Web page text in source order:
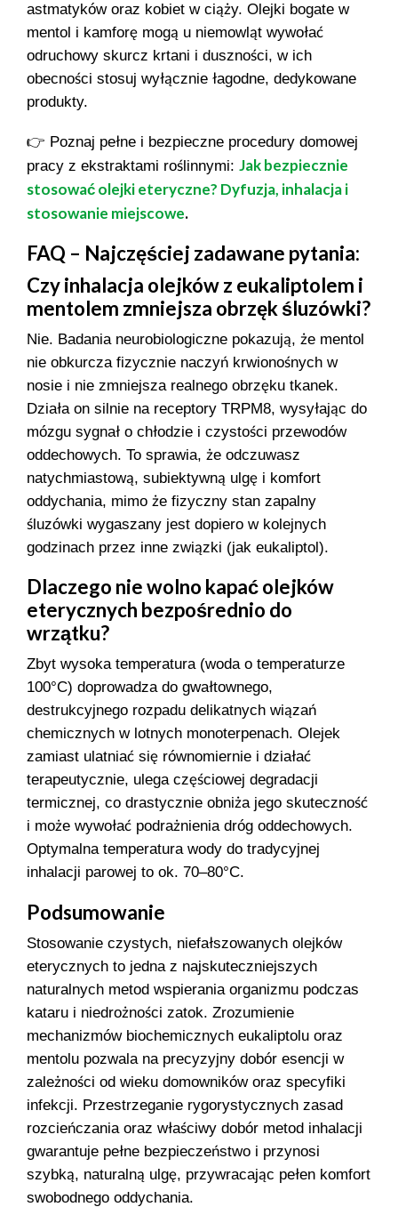
astmatyków oraz kobiet w ciąży. Olejki bogate w
mentol i kamforę mogą u niemowląt wywołać
odruchowy skurcz krtani i duszności, w ich
obecności stosuj wyłącznie łagodne, dedykowane
produkty.
👉 Poznaj pełne i bezpieczne procedury domowej
pracy z ekstraktami roślinnymi: Jak bezpiecznie
stosować olejki eteryczne? Dyfuzja, inhalacja i
stosowanie miejscowe.
FAQ – Najczęściej zadawane pytania:
Czy inhalacja olejków z eukaliptolem i
mentolem zmniejsza obrzęk śluzówki?
Nie. Badania neurobiologiczne pokazują, że mentol
nie obkurcza fizycznie naczyń krwionośnych w
nosie i nie zmniejsza realnego obrzęku tkanek.
Działa on silnie na receptory TRPM8, wysyłając do
mózgu sygnał o chłodzie i czystości przewodów
oddechowych. To sprawia, że odczuwasz
natychmiastową, subiektywną ulgę i komfort
oddychania, mimo że fizyczny stan zapalny
śluzówki wygaszany jest dopiero w kolejnych
godzinach przez inne związki (jak eukaliptol).
Dlaczego nie wolno kapać olejków
eterycznych bezpośrednio do
wrzątku?
Zbyt wysoka temperatura (woda o temperaturze
100°C) doprowadza do gwałtownego,
destrukcyjnego rozpadu delikatnych wiązań
chemicznych w lotnych monoterpenach. Olejek
zamiast ulatniać się równomiernie i działać
terapeutycznie, ulega częściowej degradacji
termicznej, co drastycznie obniża jego skuteczność
i może wywołać podrażnienia dróg oddechowych.
Optymalna temperatura wody do tradycyjnej
inhalacji parowej to ok. 70–80°C.
Podsumowanie
Stosowanie czystych, niefałszowanych olejków
eterycznych to jedna z najskuteczniejszych
naturalnych metod wspierania organizmu podczas
kataru i niedrożności zatok. Zrozumienie
mechanizmów biochemicznych eukaliptolu oraz
mentolu pozwala na precyzyjny dobór esencji w
zależności od wieku domowników oraz specyfiki
infekcji. Przestrzeganie rygorystycznych zasad
rozcieńczania oraz właściwy dobór metod inhalacji
gwarantuje pełne bezpieczeństwo i przynosi
szybką, naturalną ulgę, przywracając pełen komfort
swobodnego oddychania.